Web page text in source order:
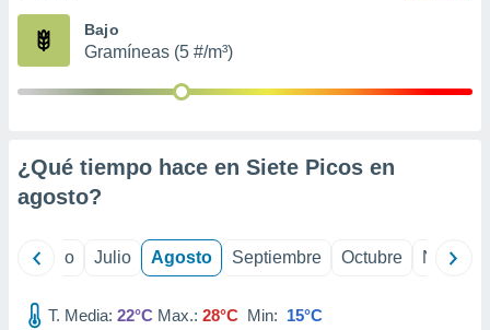
publicidad
de
Bajo
Gramíneas (5 #/m³)
¿Qué tiempo hace en Siete Picos en
agosto?
Junio Julio Agosto Septiembre Octubre
T. Media: 22°C Max.: 28°C Min: 15°C